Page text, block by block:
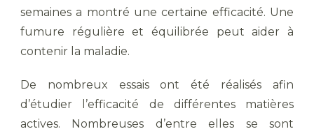
semaines a montré une certaine efficacité. Une
fumure régulière et équilibrée peut aider à
contenir la maladie.
De nombreux essais ont été réalisés afin
d’étudier l’efficacité de différentes matières
actives. Nombreuses d’entre elles se sont